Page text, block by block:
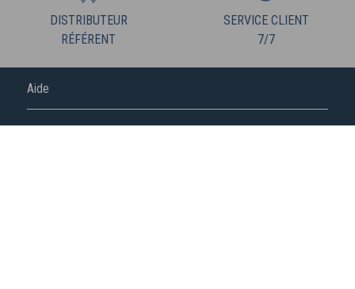
DISTRIBUTEUR
RÉFÉRENT
SERVICE CLIENT
7/7
Aide